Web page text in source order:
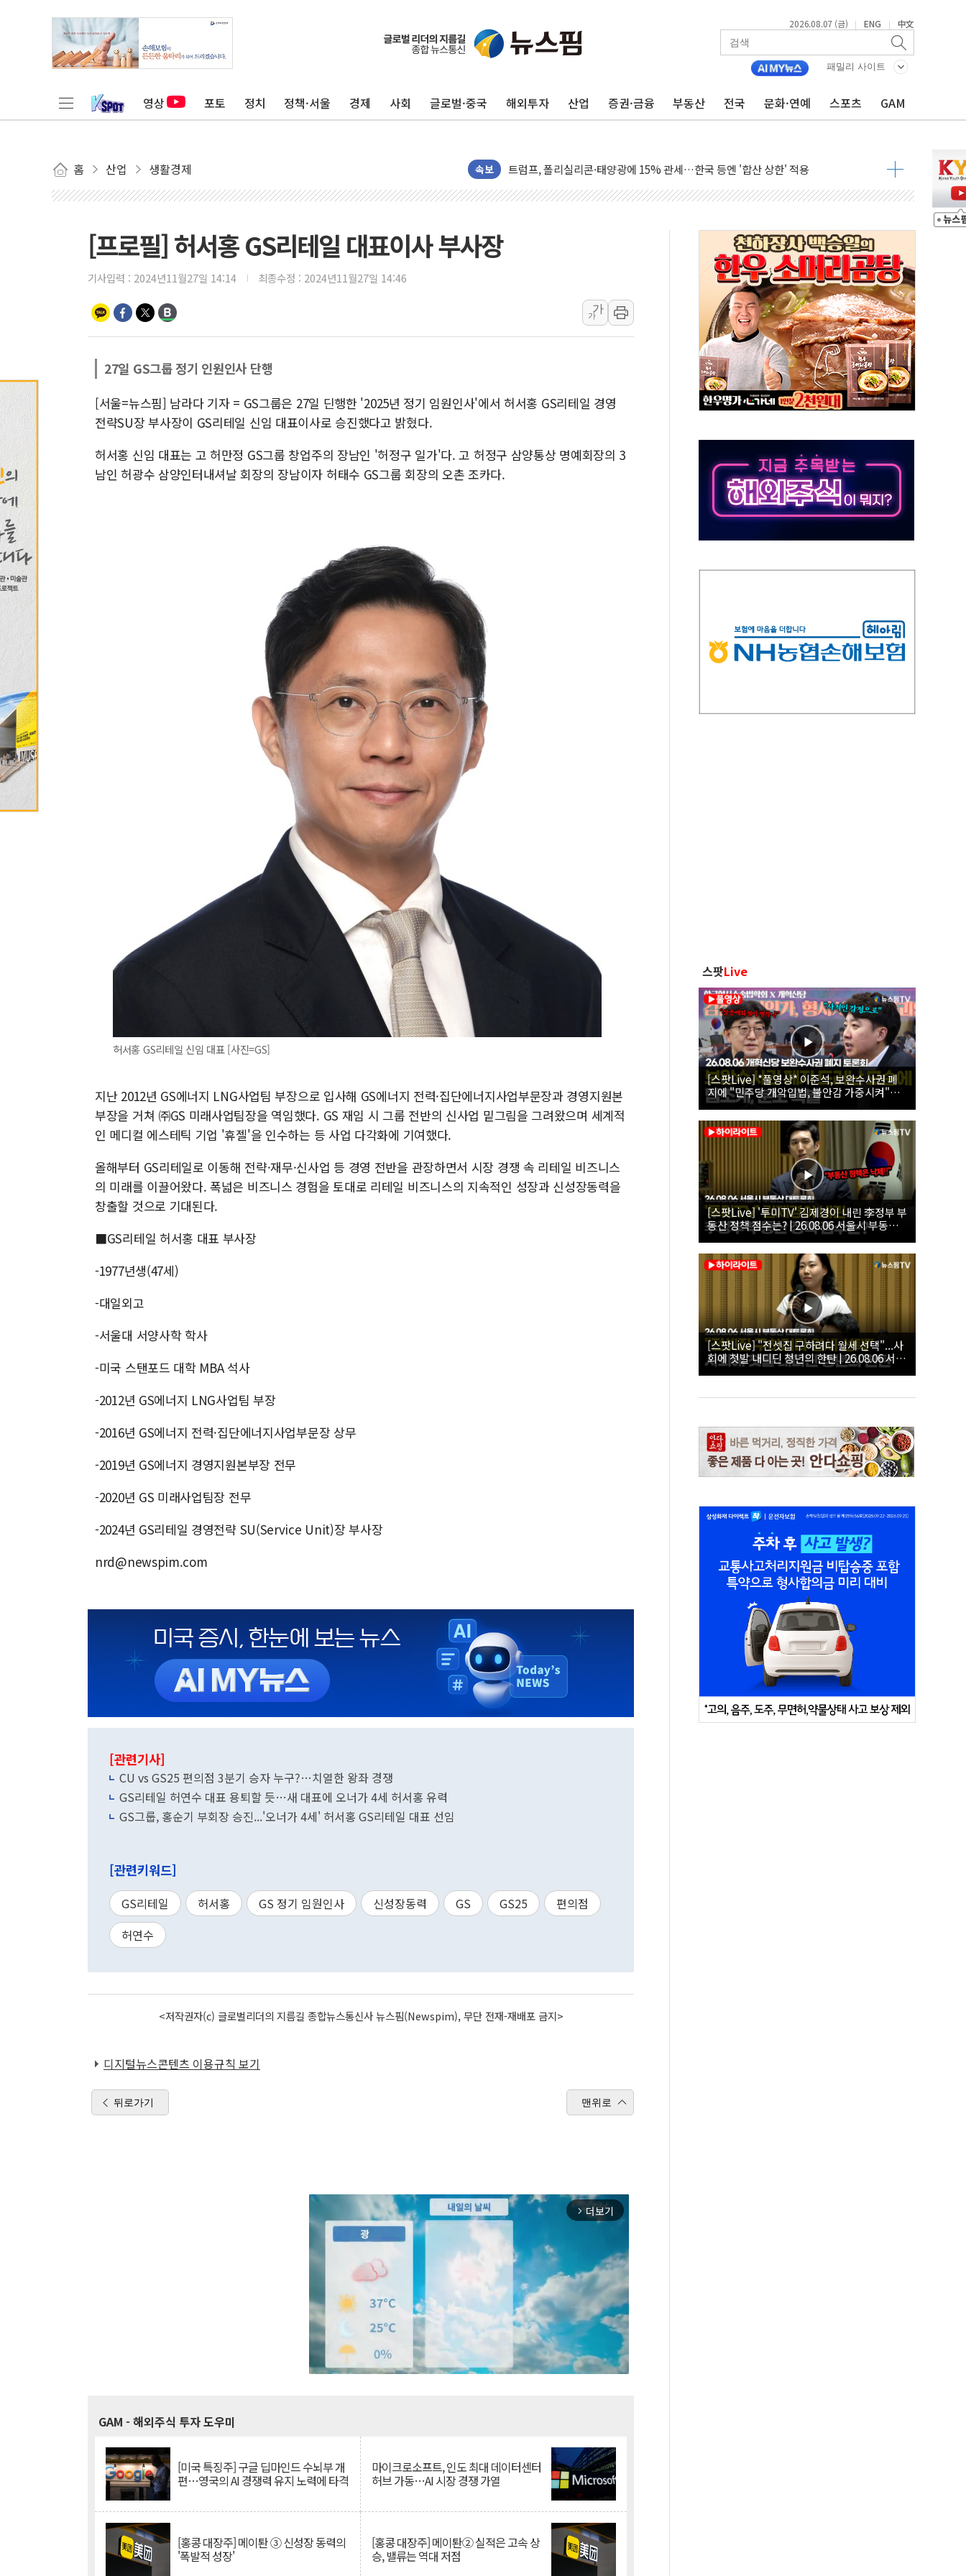
2026.08.07 (금) | ENG | 中文
패밀리 사이트
영상 포토 정치 정책·서울 경제 사회 글로벌·중국 해외투자 산업 증권·금융 부동산 전국 문화·연예 스포츠 GAM
홈 산업 생활경제 속보
카드사 고객 유입 창구 된 '트래블카드'…휴가철 넘어 장기 고객 묶는다
[채권/외환] 국제유가 급등에 미 국채금리·달러 동반 상승…시장, 美 고용지표 촉각
트럼프, '원정출산 시민권 차단' 행정명령 서명…출생시민권 제한 재시동
현대리바트, 원가 개선으로 실적 방어…다음 과제는 '외형 확대'
"세금 부담 덜자"…비거주 1주택자 귀환 조짐에 전월세시장 '긴장'
세금 부담 커진 고가 1주택자…맞교환·재매수·다운사이징 '저울질'
[금/유가] 이란의 호르무즈 해협 통항 제한 검토에 유가 3% 급등…금값 보합
뉴욕증시, 유가·금리 부담에 하락…다우 5거래일 랠리 '마침표'
이란, 오만과 호르무즈 해협 재개방 합의 막바지.."美와 직접 협상 없어"
[민주 당권주자 일정] 송영길·정청래·김민석 후보 - 8월 7일
李대통령, 오늘 오후 2시 부동산정책 2차 점검회의…주택 공급 대책 막바지 조율
[오늘의 정치일정] 8월 7일(금)
이란, 美·이스라엘 선박 호르무즈 통항 제한 추진…美 "통행 막을 권한 없어"
유럽증시, 견조한 실적 소화하며 대부분 상승… "2분기 기업 순이익 21% 증가" 전망
리투아니아 국방 "러, 우크라 드론으로 나토 회원국 공격 검토… 거짓 깃발 작전"
구광모, 내주 실리콘밸리서 젠슨 황 재회…로봇·AI 데이터센터·모빌리티 구체화
[프로필] 허서홍 GS리테일 대표이사 부사장
기사입력 : 2024년11월27일 14:14 최종수정 : 2024년11월27일 14:46
가
가
27일 GS그룹 정기 인원인사 단행
[서울=뉴스핌] 남라다 기자 = GS그룹은 27일 딘행한 '2025년 정기 임원인사'에서 허서홍 GS리테일 경영
전략SU장 부사장이 GS리테일 신임 대표이사로 승진했다고 밝혔다.
허서홍 신임 대표는 고 허만정 GS그룹 창업주의 장남인 '허정구 일가'다. 고 허정구 삼양통상 명예회장의 3
남인 허광수 삼양인터내셔날 회장의 장남이자 허태수 GS그룹 회장의 오촌 조카다.
허서홍 GS리테일 신임 대표 [사진=GS]
지난 2012년 GS에너지 LNG사업팀 부장으로 입사해 GS에너지 전력·집단에너지사업부문장과 경영지원본
부장을 거쳐 ㈜GS 미래사업팀장을 역임했다. GS 재임 시 그룹 전반의 신사업 밑그림을 그려왔으며 세계적
인 메디컬 에스테틱 기업 '휴젤'을 인수하는 등 사업 다각화에 기여했다.
올해부터 GS리테일로 이동해 전략·재무·신사업 등 경영 전반을 관장하면서 시장 경쟁 속 리테일 비즈니스
의 미래를 이끌어왔다. 폭넓은 비즈니스 경험을 토대로 리테일 비즈니스의 지속적인 성장과 신성장동력을
창출할 것으로 기대된다.
■GS리테일 허서홍 대표 부사장
-1977년생(47세)
-대일외고
-서울대 서양사학 학사
-미국 스탠포드 대학 MBA 석사
-2012년 GS에너지 LNG사업팀 부장
-2016년 GS에너지 전력·집단에너지사업부문장 상무
-2019년 GS에너지 경영지원본부장 전무
-2020년 GS 미래사업팀장 전무
-2024년 GS리테일 경영전략 SU(Service Unit)장 부사장
nrd@newspim.com
[관련기사]
CU vs GS25 편의점 3분기 승자 누구?…치열한 왕좌 경쟁
GS리테일 허연수 대표 용퇴할 듯…새 대표에 오너가 4세 허서홍 유력
GS그룹, 홍순기 부회장 승진...'오너가 4세' 허서홍 GS리테일 대표 선임
[관련키워드]
GS리테일 허서홍 GS 정기 임원인사 신성장동력 GS GS25
편의점
허연수
<저작권자(c) 글로벌리더의 지름길 종합뉴스통신사 뉴스핌(Newspim), 무단 전재-재배포 금지>
디지털뉴스콘텐츠 이용규칙 보기
뒤로가기 맨위로
arrow_forward_ios 더보기
GAM - 해외주식 투자 도우미
[미국 특징주] 구글 딥마인드 수뇌부 개
편…영국의 AI 경쟁력 유지 노력에 타격
마이크로소프트, 인도 최대 데이터센터
허브 가동…AI 시장 경쟁 가열
[홍콩 대장주] 메이퇀 ③ 신성장 동력의
'폭발적 성장'
[홍콩 대장주] 메이퇀② 실적은 고속 상
승, 밸류는 역대 저점
스팟Live
[스팟Live] *풀영상* 이준석, 보완수사권 폐
지에 "민주당 개악입법, 불안감 가중시켜"｜
26.08.06 개혁신당 보완수사권 폐지 토론회
[스팟Live] '투미TV' 김제경이 내린 李정부 부
동산 정책 점수는? | 26.08.06 서울시 부동산
대토론회
[스팟Live] "전셋집 구하려다 월세 선택"...사
회에 첫발 내디딘 청년의 한탄 | 26.08.06 서울
시 부동산 대토론회